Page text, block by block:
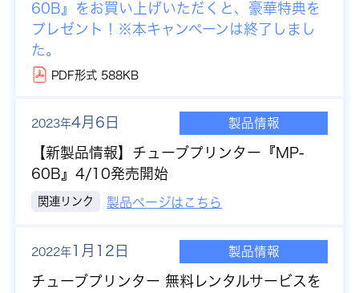
60B』をお買い上げいただくと、豪華特典を
プレゼント！※本キャンペーンは終了しまし
た。
PDF形式 588KB
2023年4月6日 製品情報
【新製品情報】 チューブプリンター『MP-
60B』4/10発売開始
関連リンク 製品ページはこちら
2022年1月12日 製品情報
チューブプリンター 無料レンタルサービスを